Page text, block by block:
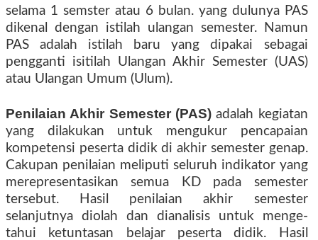
selama 1 semster atau 6 bulan. yang dulunya PAS
dikenal dengan istilah ulangan semester. Namun
PAS adalah istilah baru yang dipakai sebagai
pengganti isitilah Ulangan Akhir Semester (UAS)
atau Ulangan Umum (Ulum).
Penilaian Akhir Semester (PAS)adalah kegiatan
yang dilakukan untuk meng­ukur pencapaian
kompetensi peserta didik di akhir semester genap.
Cakupan penilaian meliputi seluruh indikator yang
merepresentasikan semua KD pada semester
tersebut. Hasil penilaian akhir semester
selanjutnya diolah dan dianalisis untuk menge­
tahui ketuntasan belajar peserta didik. Hasil